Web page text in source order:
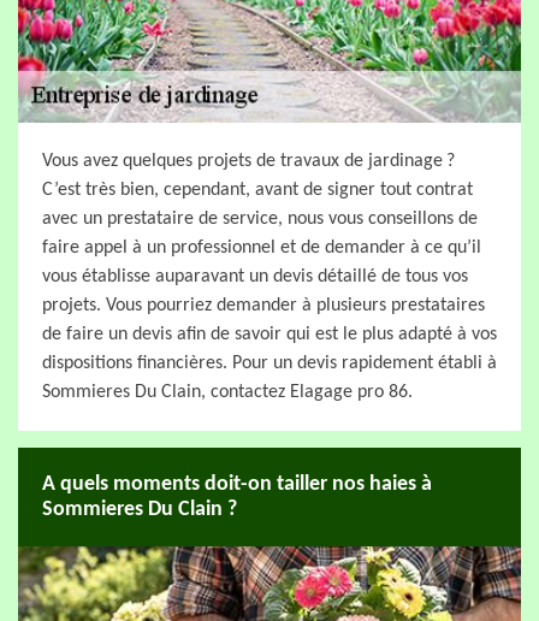
Vous avez quelques projets de travaux de jardinage ?
C’est très bien, cependant, avant de signer tout contrat
avec un prestataire de service, nous vous conseillons de
faire appel à un professionnel et de demander à ce qu’il
vous établisse auparavant un devis détaillé de tous vos
projets. Vous pourriez demander à plusieurs prestataires
de faire un devis afin de savoir qui est le plus adapté à vos
dispositions financières. Pour un devis rapidement établi à
Sommieres Du Clain, contactez Elagage pro 86.
A quels moments doit-on tailler nos haies à
Sommieres Du Clain ?